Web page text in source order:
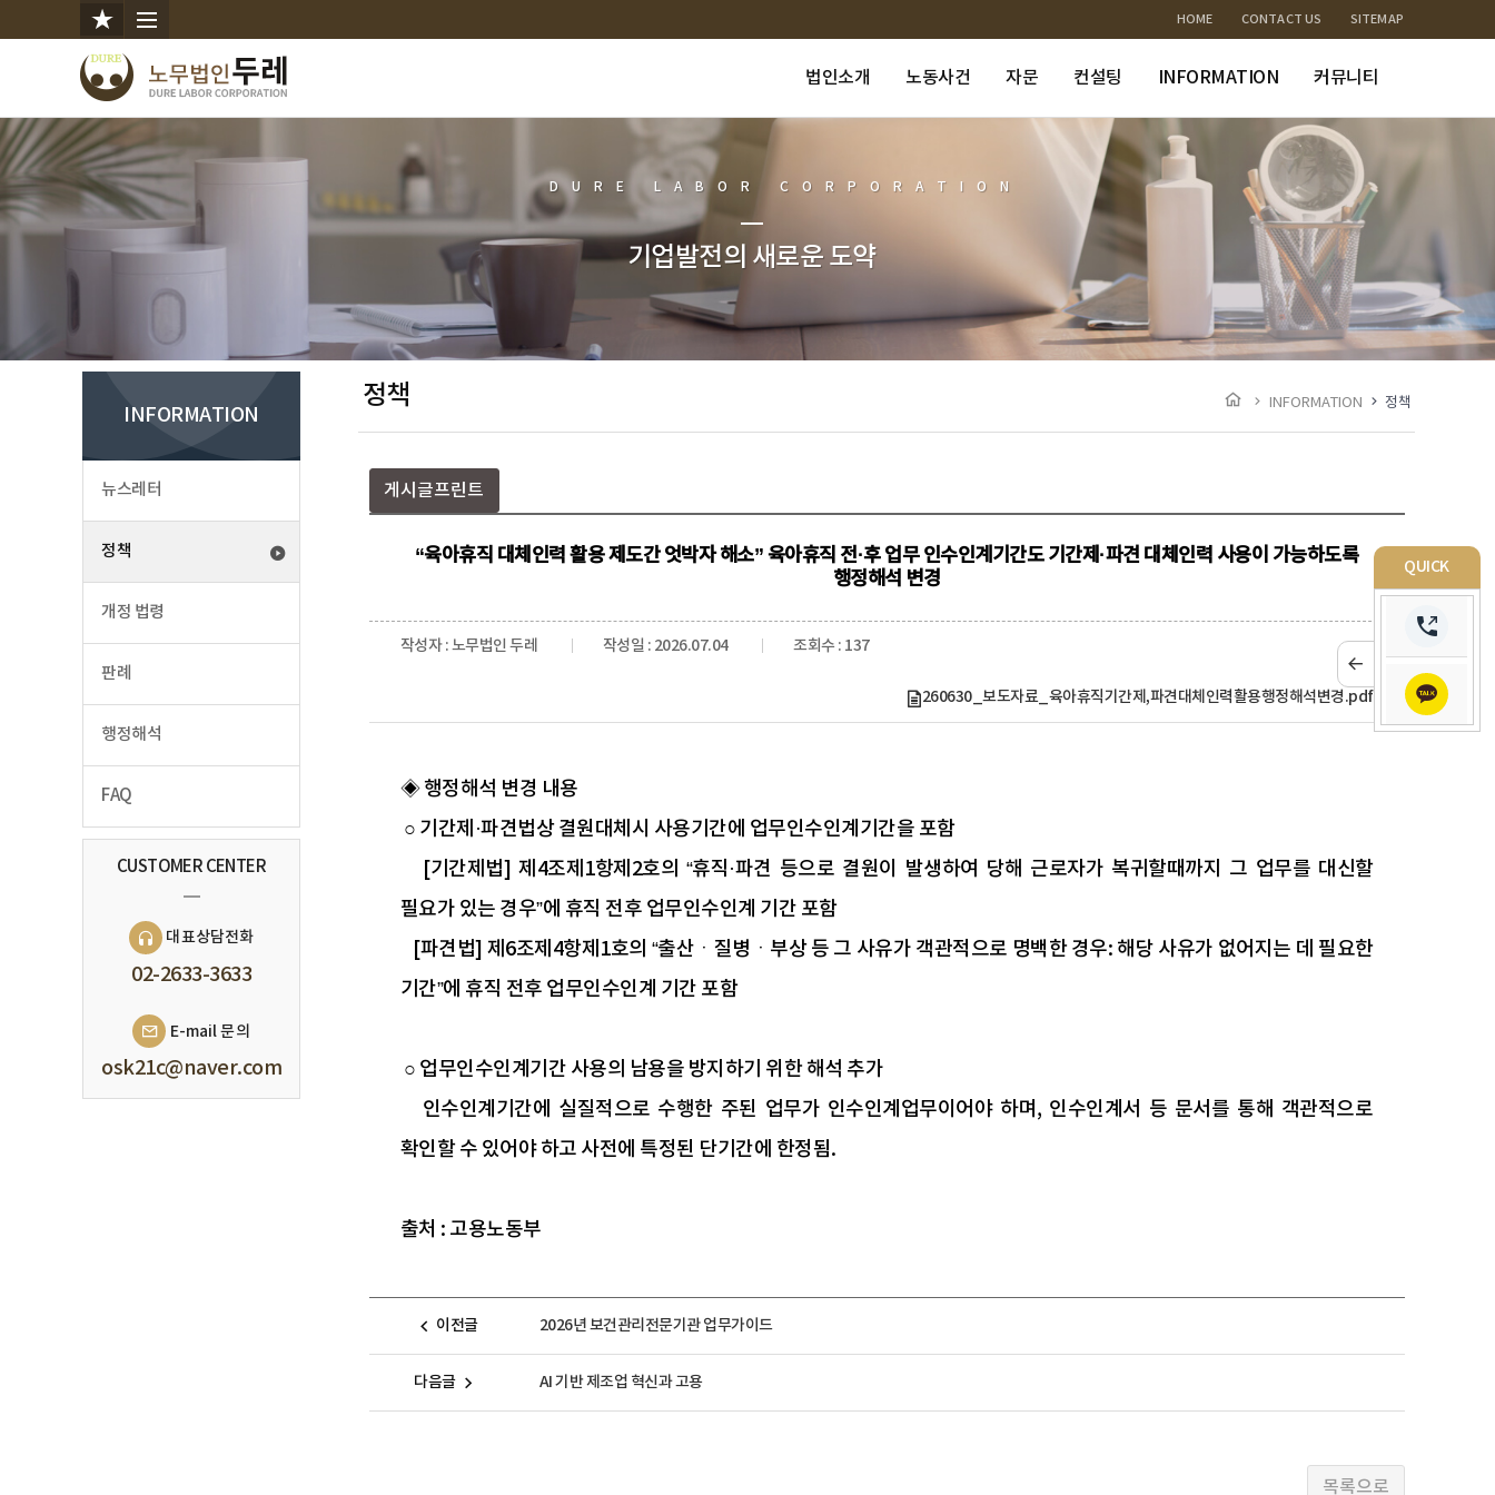
QUICK
HOME CONTACT US SITEMAP
법인소개 노동사건 자문 컨설팅 INFORMATION 커뮤니티
DURE LABOR CORPORATION
기업발전의 새로운 도약
INFORMATION
뉴스레터
정책
개정 법령
판례
행정해석
FAQ
CUSTOMER CENTER
대표상담전화
02-2633-3633
E-mail 문의
osk21c@naver.com
정책 INFORMATION 정책
게시글프린트
“육아휴직 대체인력 활용 제도간 엇박자 해소” 육아휴직 전·후 업무 인수인계기간도 기간제·파견 대체인력 사용이 가능하도록
행정해석 변경
작성자 : 노무법인 두레 작성일 : 2026.07.04 조회수 : 137
260630_보도자료_육아휴직기간제,파견대체인력활용행정해석변경.pdf
◈ 행정해석 변경 내용
○ 기간제·파견법상 결원대체시 사용기간에 업무인수인계기간을 포함
[기간제법] 제4조제1항제2호의 “휴직·파견 등으로 결원이 발생하여 당해 근로자가 복귀할때까지 그 업무를 대신할
필요가 있는 경우”에 휴직 전후 업무인수인계 기간 포함
[파견법] 제6조제4항제1호의 “출산ㆍ질병ㆍ부상 등 그 사유가 객관적으로 명백한 경우: 해당 사유가 없어지는 데 필요한
기간”에 휴직 전후 업무인수인계 기간 포함
○ 업무인수인계기간 사용의 남용을 방지하기 위한 해석 추가
인수인계기간에 실질적으로 수행한 주된 업무가 인수인계업무이어야 하며, 인수인계서 등 문서를 통해 객관적으로
확인할 수 있어야 하고 사전에 특정된 단기간에 한정됨.
출처 : 고용노동부
이전글 2026년 보건관리전문기관 업무가이드
다음글 AI 기반 제조업 혁신과 고용